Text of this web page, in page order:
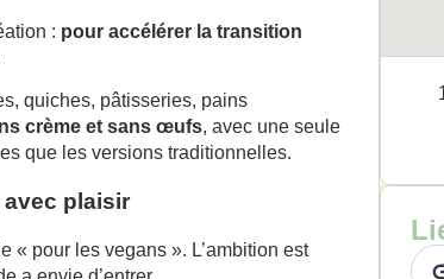
: pour accélérer la transition
quiches, pâtisseries, pains
crème et sans œufs, avec une seule
que les versions traditionnelles.
plaisir
« pour les vegans ». L’ambition est